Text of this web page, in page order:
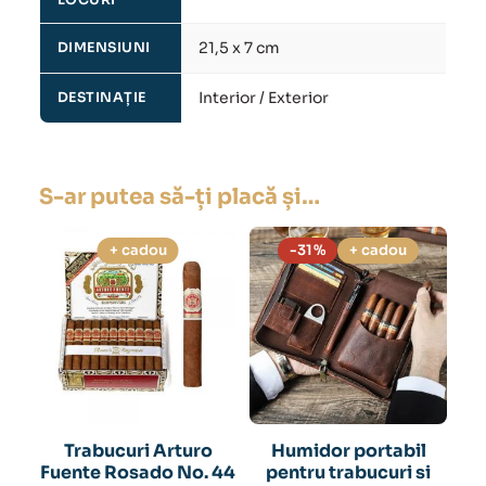
DIMENSIUNI 21,5 x 7 cm
DESTINAȚIE Interior / Exterior
S-ar putea să-ți placă și…
+ cadou
Trabucuri Arturo
Fuente Rosado No. 44
-31% + cadou
Humidor portabil
pentru trabucuri si